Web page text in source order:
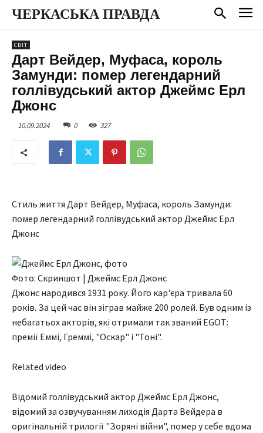
ЧЕРКАСЬКА ПРАВДА
СВІТ
Дарт Вейдер, Муфаса, король
Замунди: помер легендарний
голлівудський актор Джеймс Ерл
Джонс
10.09.2024 0 327
Стиль життя Дарт Вейдер, Муфаса, король Замунди:
помер легендарний голлівудський актор Джеймс Ерл
Джонс
Фото: Скриншот | Джеймс Ерл Джонс
Джонс народився 1931 року. Його кар'єра тривала 60
років. За цей час він зіграв майже 200 ролей. Був одним із
небагатьох акторів, які отримали так званий EGOT:
премії Еммі, Греммі, "Оскар" і "Тоні".
Related video
Відомий голлівудський актор Джеймс Ерл Джонс,
відомий за озвучуванням лиходія Дарта Вейдера в
оригінальній трилогії "Зоряні війни", помер у себе вдома